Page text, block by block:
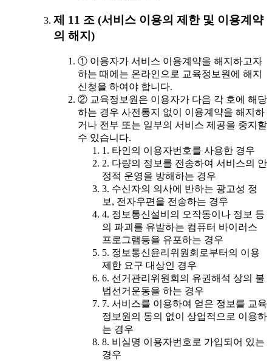
제 11 조 (서비스 이용의 제한 및 이용계약
의 해지)
① 이용자가 서비스 이용계약을 해지하고자
하는 때에는 온라인으로 교육정보원에 해지
신청을 하여야 합니다.
② 교육정보원은 이용자가 다음 각 호에 해당
하는 경우 사전통지 없이 이용계약을 해지하
거나 전부 또는 일부의 서비스 제공을 중지할
수 있습니다.
1. 타인의 이용자번호를 사용한 경우
2. 다량의 정보를 전송하여 서비스의 안
정적 운영을 방해하는 경우
3. 수신자의 의사에 반하는 광고성 정
보, 전자우편을 전송하는 경우
4. 정보통신설비의 오작동이나 정보 등
의 파괴를 유발하는 컴퓨터 바이러스
프로그램등을 유포하는 경우
5. 정보통신윤리위원회로부터의 이용
제한 요구 대상인 경우
6. 선거관리위원회의 유권해석 상의 불
법선거운동을 하는 경우
7. 서비스를 이용하여 얻은 정보를 교육
정보원의 동의 없이 상업적으로 이용하
는 경우
8. 비실명 이용자번호로 가입되어 있는
경우